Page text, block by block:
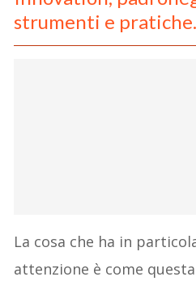
strumenti e pratiche.
La cosa che ha in
attenzione è come